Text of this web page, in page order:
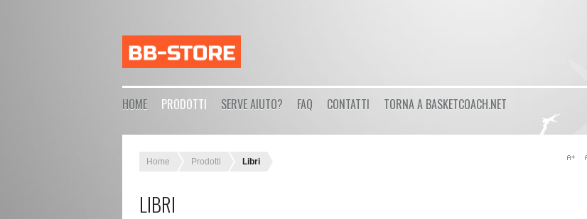
HOME PRODOTTI SERVE AIUTO? FAQ CONTATTI TORNA A BASKETCOACH.NET
Home Prodotti Libri
LIBRI
LoginorRegistrati